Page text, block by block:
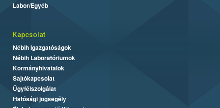
Labor/Egyéb
Kapcsolat
Nébih Igazgatóságok
Nébih Laboratóriumok
Kormányhivatalok
Sajtókapcsolat
Ügyfélszolgálat
Hatósági jogsegély